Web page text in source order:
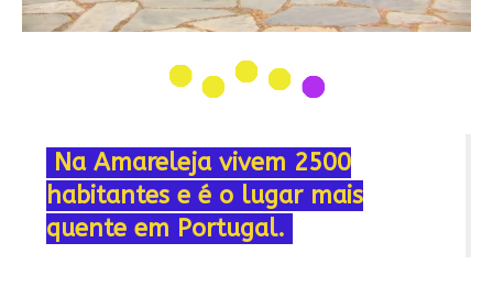
Na Amareleja vivem 2500
habitantes e é o lugar mais
quente em Portugal.